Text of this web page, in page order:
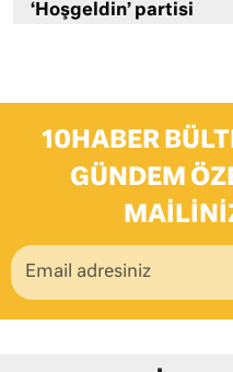
‘Hoşgeldin’ partisi
10HABER
GÜNDEM